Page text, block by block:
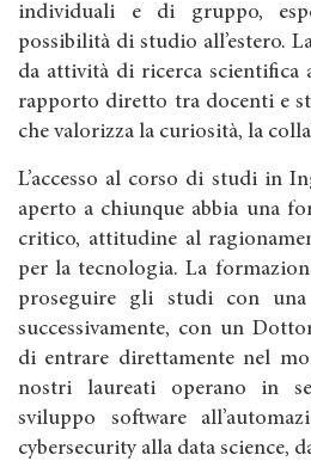
individuali e di gruppo,
possibilità di studio all’estero.
da attività di ricerca scientifica
rapporto diretto tra docenti e
che valorizza la curiosità, la
L’accesso al corso di studi in
aperto a chiunque abbia una
critico, attitudine al
per la tecnologia. La
proseguire gli studi con una
successivamente, con un
di entrare direttamente nel
nostri laureati operano in
sviluppo software
cybersecurity alla data science,